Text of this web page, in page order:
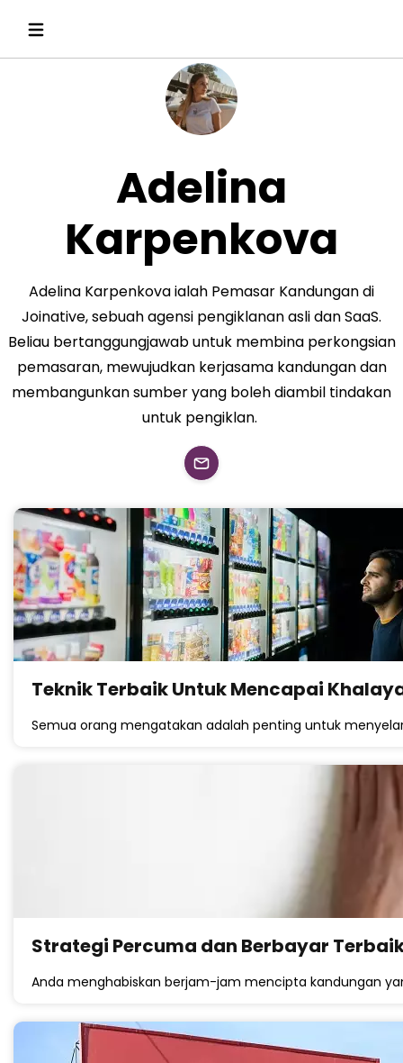
Adelina
Karpenkova
Adelina Karpenkova ialah Pemasar Kandungan di
Joinative, sebuah agensi pengiklanan asli dan SaaS.
Beliau bertanggungjawab untuk membina perkongsian
pemasaran, mewujudkan kerjasama kandungan dan
membangunkan sumber yang boleh diambil tindakan
untuk pengiklan.
Teknik Terbaik Untuk Mencapai
Semua orang mengatakan adalah penting untuk
Strategi Percuma dan Berbayar
Anda menghabiskan berjam-jam mencipta kandungan